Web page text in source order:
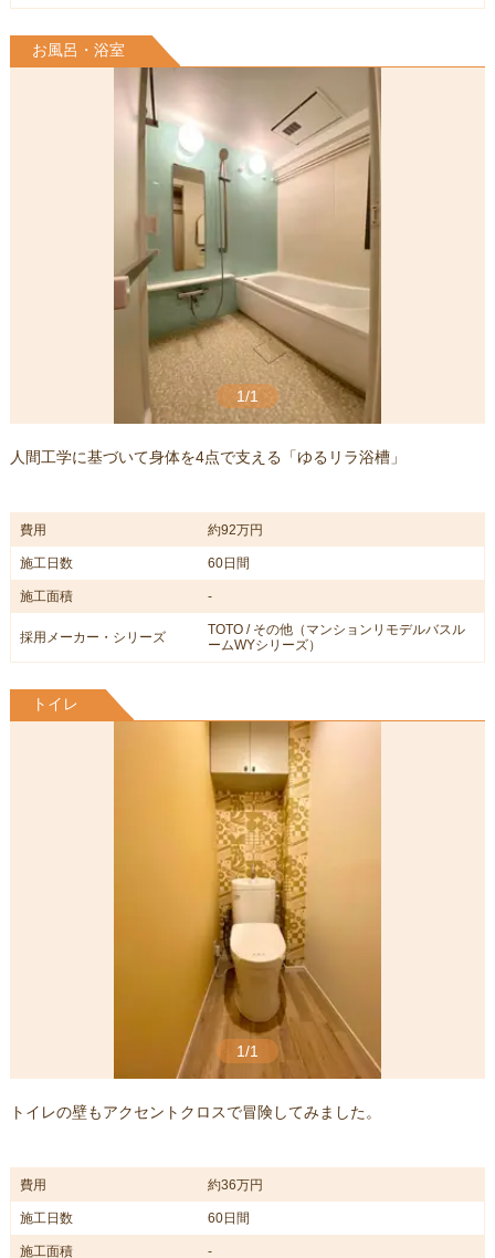
お風呂・浴室
1/1
人間工学に基づいて身体を4点で支える「ゆるリラ浴槽」
費用 約92万円
施工日数 60日間
施工面積 -
採用メーカー・シリーズ
TOTO / その他（マンションリモデルバスル
ームWYシリーズ）
トイレ
1/1
トイレの壁もアクセントクロスで冒険してみました。
費用 約36万円
施工日数 60日間
施工面積 -